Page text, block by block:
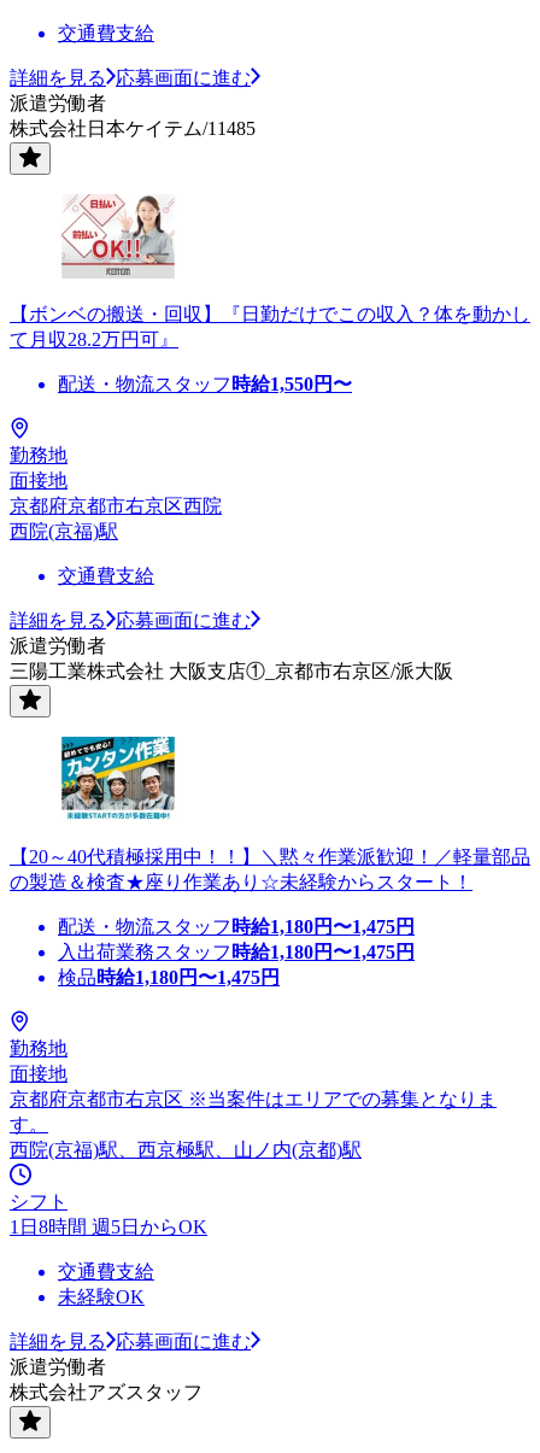
交通費支給
詳細を見る
応募画面に進む
派遣労働者
株式会社日本ケイテム/11485
【ボンベの搬送・回収】『日勤だけでこの収入？体を動かし
て月収28.2万円可』
配送・物流スタッフ 時給1,550円〜
勤務地
面接地
京都府京都市右京区西院
西院(京福)駅
交通費支給
詳細を見る
応募画面に進む
派遣労働者
三陽工業株式会社 大阪支店①_京都市右京区/派大阪
【20～40代積極採用中！！】＼黙々作業派歓迎！／軽量部品
の製造＆検査★座り作業あり☆未経験からスタート！
配送・物流スタッフ 時給1,180円〜1,475円
入出荷業務スタッフ 時給1,180円〜1,475円
検品時給1,180円〜1,475円
勤務地
面接地
京都府京都市右京区 ※当案件はエリアでの募集となりま
す。
西院(京福)駅、西京極駅、山ノ内(京都)駅
シフト
1日8時間 週5日からOK
交通費支給
未経験OK
詳細を見る
応募画面に進む
派遣労働者
株式会社アズスタッフ